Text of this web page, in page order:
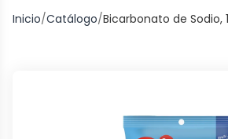
Inicio/Catálogo/Bicarbonato de Sodio,